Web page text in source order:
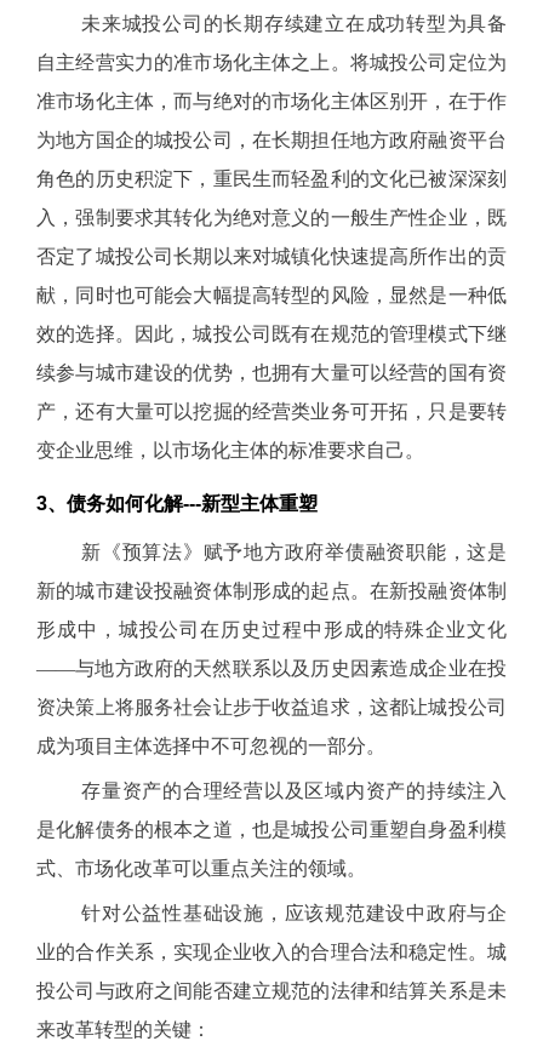
未来城投公司的长期存续建立在成功转型为具备
自主经营实力的准市场化主体之上。将城投公司定位为
准市场化主体，而与绝对的市场化主体区别开，在于作
为地方国企的城投公司，在长期担任地方政府融资平台
角色的历史积淀下，重民生而轻盈利的文化已被深深刻
入，强制要求其转化为绝对意义的一般生产性企业，既
否定了城投公司长期以来对城镇化快速提高所作出的贡
献，同时也可能会大幅提高转型的风险，显然是一种低
效的选择。因此，城投公司既有在规范的管理模式下继
续参与城市建设的优势，也拥有大量可以经营的国有资
产，还有大量可以挖掘的经营类业务可开拓，只是要转
变企业思维，以市场化主体的标准要求自己。
3、债务如何化解---新型主体重塑
新《预算法》赋予地方政府举债融资职能，这是
新的城市建设投融资体制形成的起点。在新投融资体制
形成中，城投公司在历史过程中形成的特殊企业文化
——与地方政府的天然联系以及历史因素造成企业在投
资决策上将服务社会让步于收益追求，这都让城投公司
成为项目主体选择中不可忽视的一部分。
存量资产的合理经营以及区域内资产的持续注入
是化解债务的根本之道，也是城投公司重塑自身盈利模
式、市场化改革可以重点关注的领域。
针对公益性基础设施，应该规范建设中政府与企
业的合作关系，实现企业收入的合理合法和稳定性。城
投公司与政府之间能否建立规范的法律和结算关系是未
来改革转型的关键：